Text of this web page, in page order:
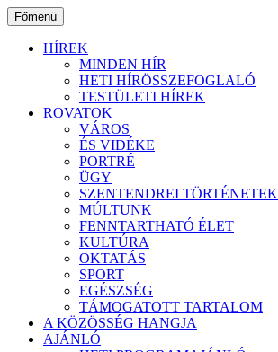
Ugrás
a
tartalomhoz
Főmenü
HÍREK
MINDEN HÍR
HETI HÍRÖSSZEFOGLALÓ
TESTÜLETI HÍREK
ROVATOK
VÁROS
ÉS VIDÉKE
PORTRÉ
ÜGY
SZENTENDREI TÖRTÉNETEK
MÚLTUNK
FENNTARTHATÓ ÉLET
KULTÚRA
OKTATÁS
SPORT
EGÉSZSÉG
TÁMOGATOTT TARTALOM
A KÖZÖSSÉG HANGJA
AJÁNLÓ